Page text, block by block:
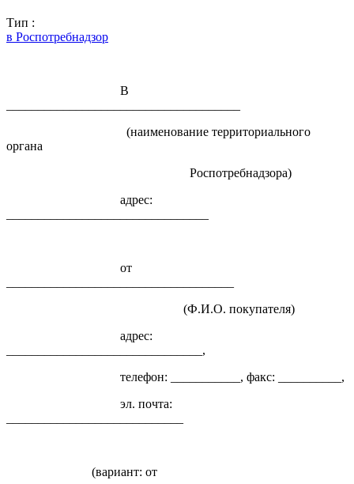
Тип :
в Роспотребнадзор
В
(наименование территориального
органа
Роспотребнадзора)
адрес:
от
(Ф.И.О. покупателя)
адрес:
_______________________________,
телефон: ___________, факс: __________,
эл. почта:
(вариант: от